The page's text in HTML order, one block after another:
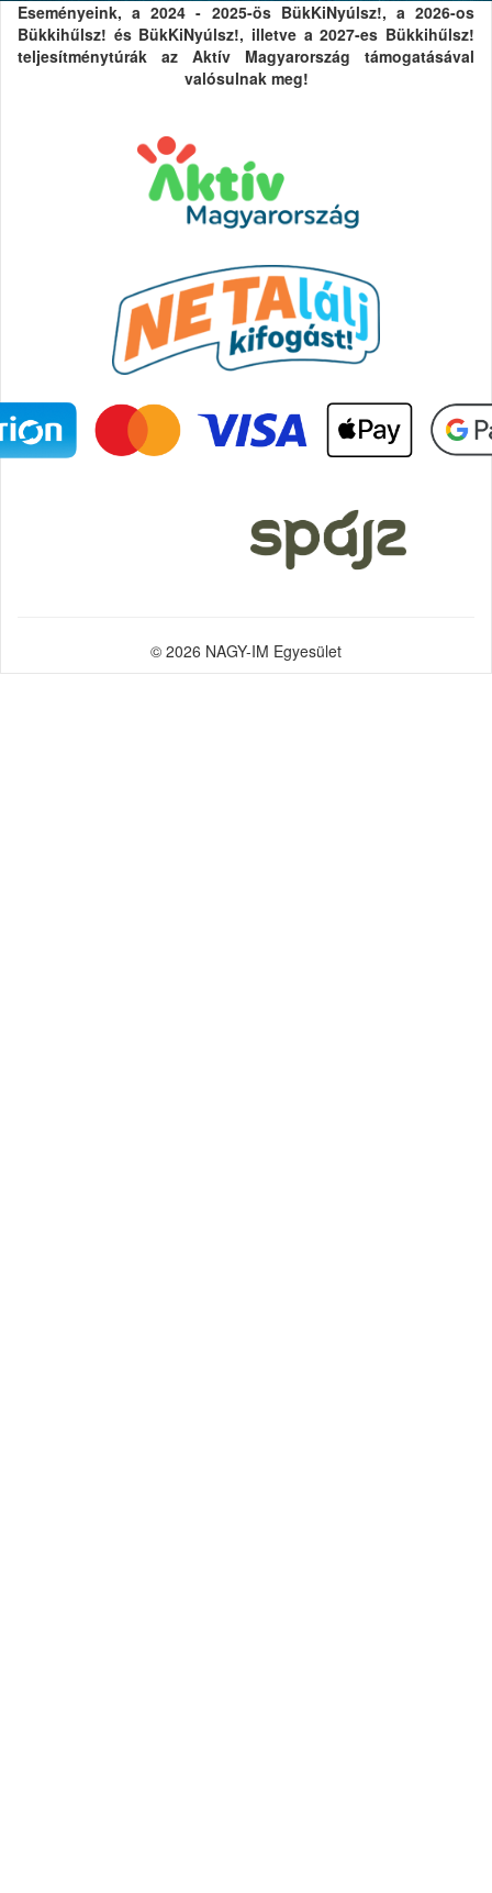
Eseményeink, a 2024 - 2025-ös BükKiNyúlsz!, a 2026-os
Bükkihűlsz! és BükKiNyúlsz!, illetve a 2027-es Bükkihűlsz!
teljesítménytúrák az Aktív Magyarország támogatásával
valósulnak meg!
© 2026 NAGY-IM Egyesület